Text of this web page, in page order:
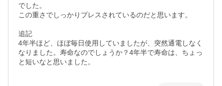
でした。
この重さでしっかりプレスされているのだと思います。
追記
4年半ほど、ほぼ毎日使用していましたが、突然通電しなく
なりました。寿命なのでしょうか？4年半で寿命は、ちょっ
と短いなと思いました。